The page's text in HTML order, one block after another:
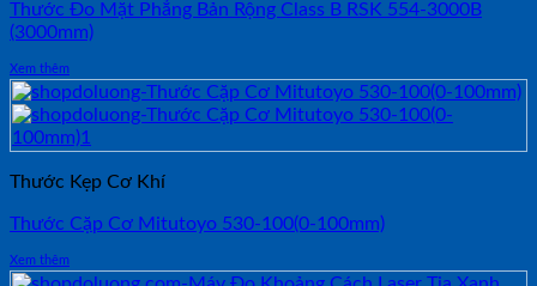
Thước Đo Mặt Phẳng Bản Rộng Class B RSK 554-3000B
(3000mm)
Xem thêm
Thước Kẹp Cơ Khí
Thước Cặp Cơ Mitutoyo 530-100(0-100mm)
Xem thêm